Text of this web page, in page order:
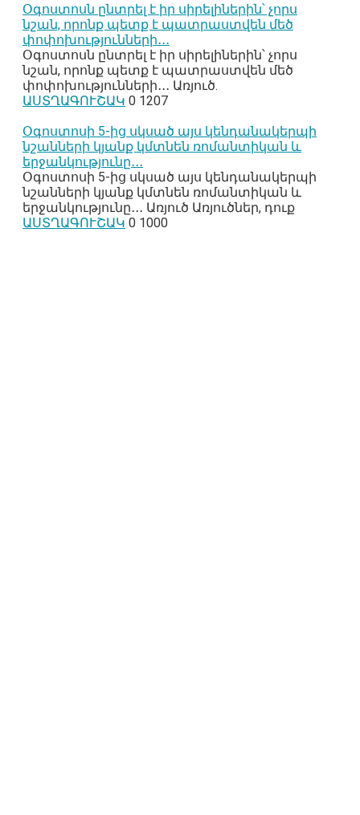
Օգոստոսն ընտրել է իր սիրելիներին՝ չորս
նշան, որոնք պետք է պատրաստվեն մեծ
փոփոխությունների․․․
Օգոստոսն ընտրել է իր սիրելիներին՝ չորս
նշան, որոնք պետք է պատրաստվեն մեծ
փոփոխությունների․․․ Առյուծ.
ԱՍՏՂԱԳՈՒՇԱԿ 0 1207
Օգոստոսի 5-ից սկսած այս կենդանակերպի
նշանների կյանք կմտնեն ռոմանտիկան և
երջանկությունը․․․
Օգոստոսի 5-ից սկսած այս կենդանակերպի
նշանների կյանք կմտնեն ռոմանտիկան և
երջանկությունը․․․ Առյուծ Առյուծներ, դուք
ԱՍՏՂԱԳՈՒՇԱԿ 0 1000